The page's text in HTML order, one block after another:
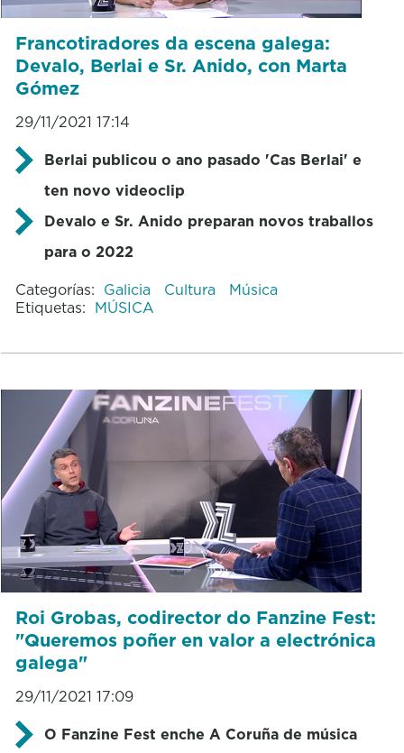
Francotiradores da escena galega:
Devalo, Berlai e Sr. Anido, con Marta
Gómez
29/11/2021 17:14
Berlai publicou o ano pasado 'Cas Berlai' e
ten novo videoclip
Devalo e Sr. Anido preparan novos traballos
para o 2022
Categorías: Galicia Cultura
Música
Etiquetas: MÚSICA
Roi Grobas, codirector do Fanzine Fest:
"Queremos poñer en valor a electrónica
galega"
29/11/2021 17:09
O Fanzine Fest enche A Coruña de música